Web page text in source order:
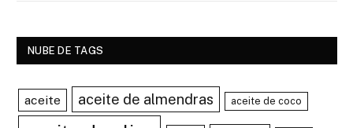
NUBE DE TAGS
aceite aceite de almendras aceite de coco